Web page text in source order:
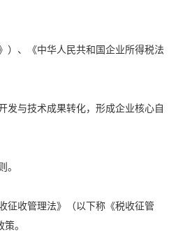
、《中华人民共和国企业所得税法
与技术成果转化，形成企业核心自
。
收管理法》（以下称《税收征管
。